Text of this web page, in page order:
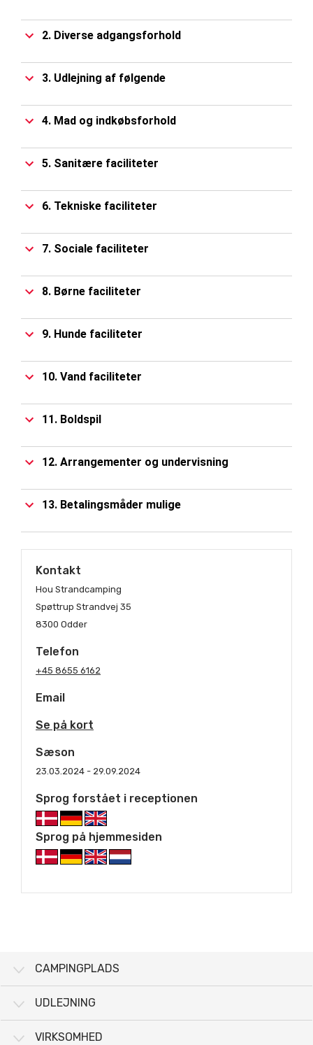
2. Diverse adgangsforhold
3. Udlejning af følgende
4. Mad og indkøbsforhold
5. Sanitære faciliteter
6. Tekniske faciliteter
7. Sociale faciliteter
8. Børne faciliteter
9. Hunde faciliteter
10. Vand faciliteter
11. Boldspil
12. Arrangementer og undervisning
13. Betalingsmåder mulige
Kontakt
Hou Strandcamping
Spøttrup Strandvej 35
8300 Odder
Telefon
+45 8655 6162
Email
Se på kort
Sæson
23.03.2024 - 29.09.2024
Sprog forstået i receptionen
Sprog på hjemmesiden
CAMPINGPLADS
UDLEJNING
VIRKSOMHED